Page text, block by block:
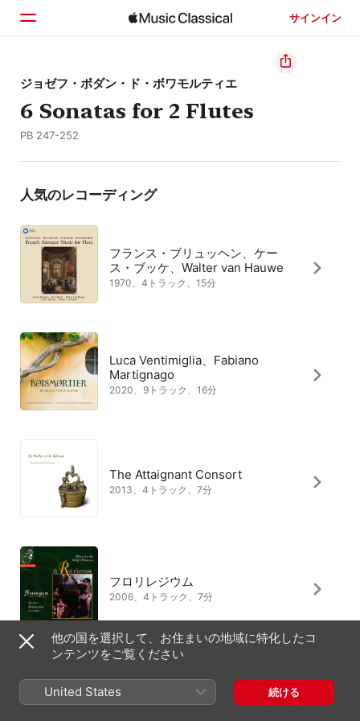
サインイン
ホーム
見つける
ジョゼフ・ボダン・ド・ボワモルティエ
6 Sonatas for 2 Flutes
PB 247-252
人気のレコーディング
フランス・ブリュッヘン、ケー
ス・ブッケ、Walter van Hauwe
1970、4トラック、15分
Luca Ventimiglia、Fabiano
Martignago
2020、9トラック、16分
The Attaignant Consort
2013、4トラック、7分
フロリレジウム
2006、4トラック、7分
ノイマイヤー・コンソート
2021、4トラック、7分
他の国を選択して、お住まいの地域に特化したコ
ンテンツをご覧ください
United States 続ける